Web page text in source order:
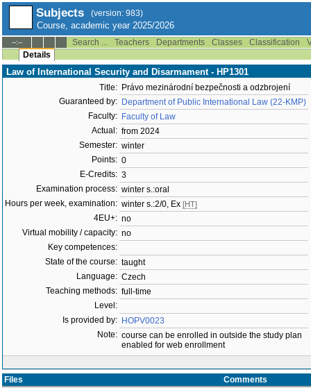
Subjects (version: 983)
Course, academic year 2025/2026
--:-- Search ... Teachers Departments Classes Classification
Details
Law of International Security and Disarmament - HP1301
Title: Právo mezinárodní bezpečnosti a odzbrojení
Guaranteed by: Department of Public International Law (22-KMP)
Faculty: Faculty of Law
Actual: from 2024
Semester: winter
Points: 0
E-Credits: 3
Examination process: winter s.:oral
Hours per week, examination: winter s.:2/0, Ex [HT]
4EU+: no
Virtual mobility / capacity: no
Key competences:
State of the course: taught
Language: Czech
Teaching methods: full-time
Level:
Is provided by: HOPV0023
Note: course can be enrolled in outside the study plan
enabled for web enrollment
Files
Comments